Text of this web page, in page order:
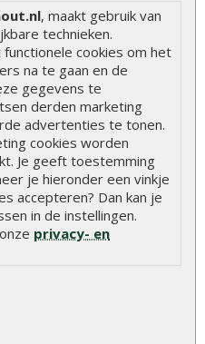
, maakt gebruik van
technieken.
functionele cookies om het
na te gaan en de
gegevens te
derden marketing
advertenties te tonen.
cookies worden
Je geeft toestemming
je hieronder een vinkje
accepteren? Dan kan je
in de instellingen.
privacy- en
tuin
hout